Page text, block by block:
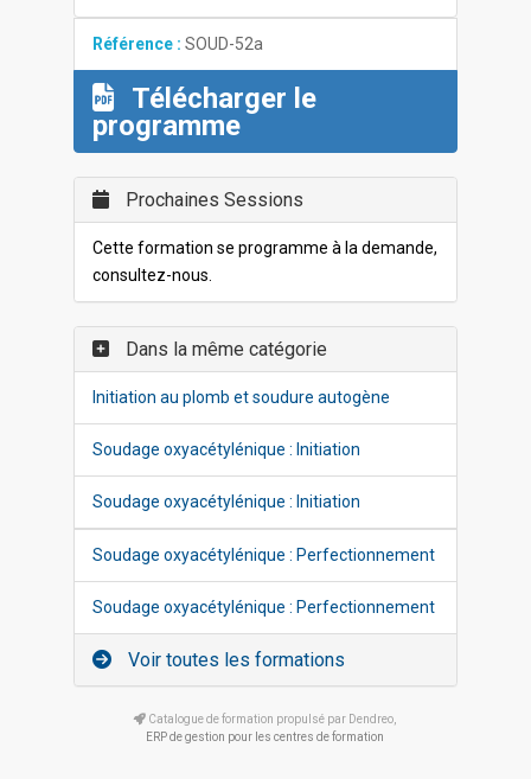
Référence : SOUD-52a
Télécharger le
programme
Prochaines Sessions
Cette formation se programme à la demande,
consultez-nous.
Dans la même catégorie
Initiation au plomb et soudure autogène
Soudage oxyacétylénique : Initiation
Soudage oxyacétylénique : Initiation
Soudage oxyacétylénique : Perfectionnement
Soudage oxyacétylénique : Perfectionnement
Voir toutes les formations
Catalogue de formation propulsé par Dendreo,
ERP de gestion pour les centres de formation